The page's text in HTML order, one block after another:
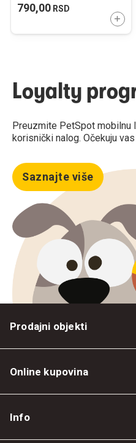
790,00 RSD
Loyalty
Preuzmite PetSpot mobilnu
korisnički nalog. Očekuju
Saznajte više
Prodajni objekti
Online kupovina
Info